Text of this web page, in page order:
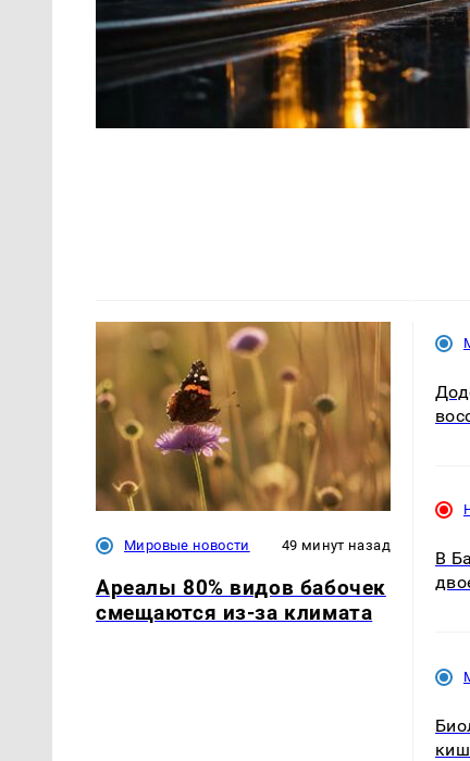
Мировые новости 49 минут назад
Ареалы 80% видов бабочек
смещаются из-за климата
В